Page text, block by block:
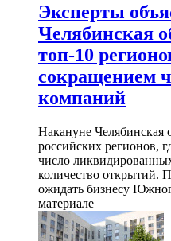
Эксперты
Челябинская
топ-10
сокращением
компаний
Накануне Челябинская
российских регионов,
число
количество открытий.
ожидать бизнесу
материале